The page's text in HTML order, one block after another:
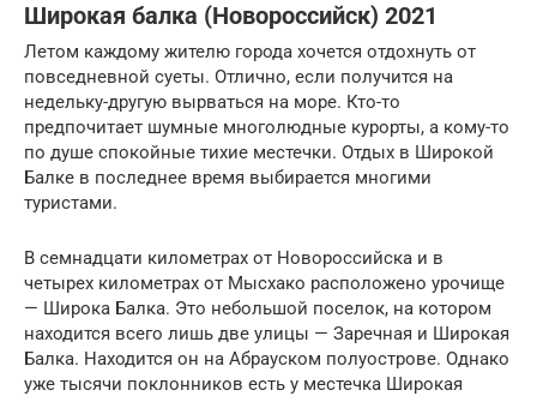
Широкая балка (Новороссийск) 2021
Летом каждому жителю города хочется отдохнуть от
повседневной суеты. Отлично, если получится на
недельку-другую вырваться на море. Кто-то
предпочитает шумные многолюдные курорты, а кому-то
по душе спокойные тихие местечки. Отдых в Широкой
Балке в последнее время выбирается многими
туристами.
В семнадцати километрах от Новороссийска и в
четырех километрах от Мысхако расположено урочище
— Широка Балка. Это небольшой поселок, на котором
находится всего лишь две улицы — Заречная и Широкая
Балка. Находится он на Абрауском полуострове. Однако
уже тысячи поклонников есть у местечка Широкая